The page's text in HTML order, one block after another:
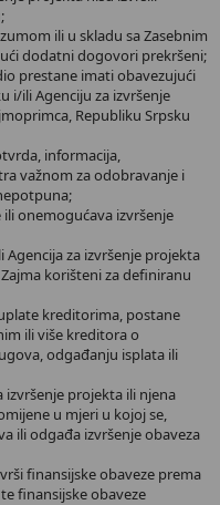
ili u skladu sa Zasebnim
dodatni dogovori prekršeni;
prestane imati obavezujući
i/ili Agenciju za izvršenje
Republiku Srpsku
informacija,
važnom za odobravanje i
onemogućava izvršenje
za izvršenje projekta
korišteni za definiranu
kreditorima, postane
ili više kreditora o
odgađanju isplata ili
izvršenje projekta ili njena
u mjeri u kojoj se,
ili odgađa izvršenje obaveza
finansijske obaveze prema
finansijske obaveze